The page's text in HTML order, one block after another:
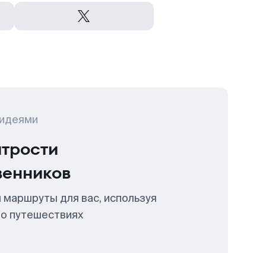
для вас, используя
путешествиях